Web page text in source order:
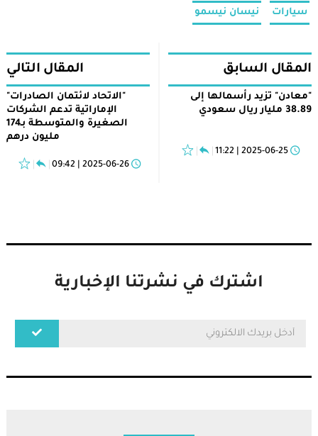
سيارات نيسان نيسمو
المقال السابق
"معادن" تزيد رأسمالها إلى
38.89 مليار ريال سعودي
2025-06-25 | 11:22
المقال التالي
"الاتحاد لائتمان الصادرات"
الإماراتية تدعم الشركات
الصغيرة والمتوسطة بـ174
مليون درهم
2025-06-26 | 09:42
اشترك في نشرتنا الإخبارية